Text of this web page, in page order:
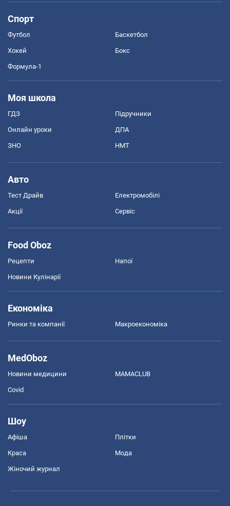
Спорт
Футбол Баскетбол
Хокей Бокс
Формула-1
Моя школа
ГДЗ Підручники
Онлайн уроки ДПА
ЗНО НМТ
Авто
Тест Драйв Електромобілі
Акції Сервіс
Food Oboz
Рецепти Напої
Новини Кулінарії
Економіка
Ринки та компанії Макроекономіка
MedOboz
Новини медицини MAMACLUB
Covid
Шоу
Афіша Плітки
Краса Мода
Жіночий журнал